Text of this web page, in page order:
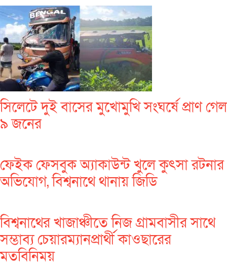
সিলেটে দুই বাসের মুখোমুখি সংঘর্ষে প্রাণ গেল
৯ জনের
ফেইক ফেসবুক অ্যাকাউন্ট খুলে কুৎসা রটনার
অভিযোগ, বিশ্বনাথে থানায় জিডি
বিশ্বনাথের খাজাঞ্চীতে নিজ গ্রামবাসীর সাথে
সম্ভাব্য চেয়ারম্যানপ্রার্থী কাওছারের
মতবিনিময়